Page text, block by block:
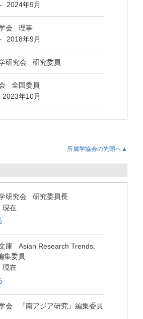
- 2024年9月
会 理事
- 2018年9月
研究会 研究委員
全国委員
2023年10月
所属学協会の先頭へ▲
研究会 研究委員長
現在
庫 Asian Research Trends,
集委員
現在
会 『南アジア研究』編集委員